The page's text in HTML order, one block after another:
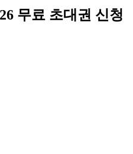
무료 초대권 신청